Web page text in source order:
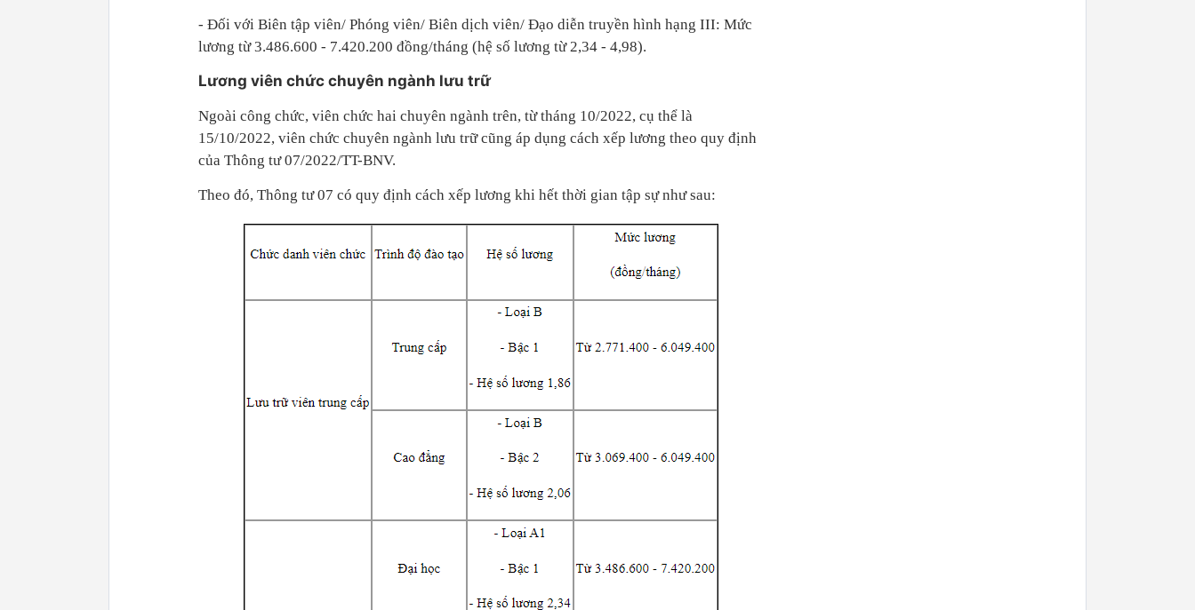
- Đối với Biên tập viên/ Phóng viên/ Biên dịch viên/ Đạo diễn truyền hình hạng III: Mức
lương từ 3.486.600 - 7.420.200 đồng/tháng (hệ số lương từ 2,34 - 4,98).
Lương viên chức chuyên ngành lưu trữ
Ngoài công chức, viên chức hai chuyên ngành trên, từ tháng 10/2022, cụ thể là
15/10/2022, viên chức chuyên ngành lưu trữ cũng áp dụng cách xếp lương theo quy định
của Thông tư 07/2022/TT-BNV.
Theo đó, Thông tư 07 có quy định cách xếp lương khi hết thời gian tập sự như sau: